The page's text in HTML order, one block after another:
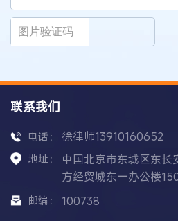
联系我们
电话： 徐律师13910160652
地址：
中国北京市东城区东长
方经贸城东一办公楼
邮编： 100738